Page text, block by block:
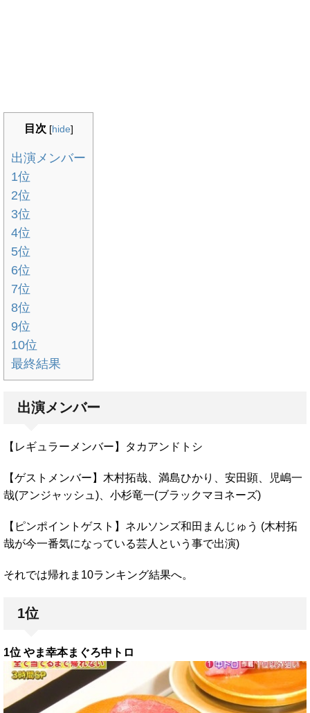
目次 [hide]
出演メンバー
1位
2位
3位
4位
5位
6位
7位
8位
9位
10位
最終結果
出演メンバー
【レギュラーメンバー】タカアンドトシ
【ゲストメンバー】木村拓哉、満島ひかり、安田顕、児嶋一
哉(アンジャッシュ)、小杉竜一(ブラックマヨネーズ)
【ピンポイントゲスト】ネルソンズ和田まんじゅう (木村拓
哉が今一番気になっている芸人という事で出演)
それでは帰れま10ランキング結果へ。
1位
1位 やま幸本まぐろ中トロ